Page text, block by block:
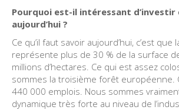
Pourquoi est-il intéressant
aujourd’hui ?
Ce qu’il faut savoir aujourd’hui, c’est que
représente plus de 30 % de la surface
millions d’hectares. Ce qui est assez
sommes la troisième forêt européenne.
440 000 emplois. Nous sommes
dynamique très forte au niveau de